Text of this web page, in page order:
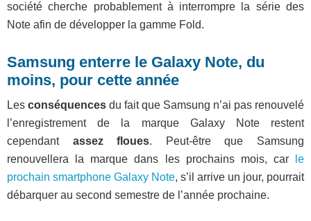
société cherche probablement à interrompre la série des
Note afin de développer la gamme Fold.
Samsung enterre le Galaxy Note, du
moins, pour cette année
Les conséquences du fait que Samsung n’ai pas renouvelé
l’enregistrement de la marque Galaxy Note restent
cependant assez floues. Peut-être que Samsung
renouvellera la marque dans les prochains mois, car
le
prochain smartphone Galaxy Note, s’il arrive un jour, pourrait
débarquer au second semestre de l’année prochaine.